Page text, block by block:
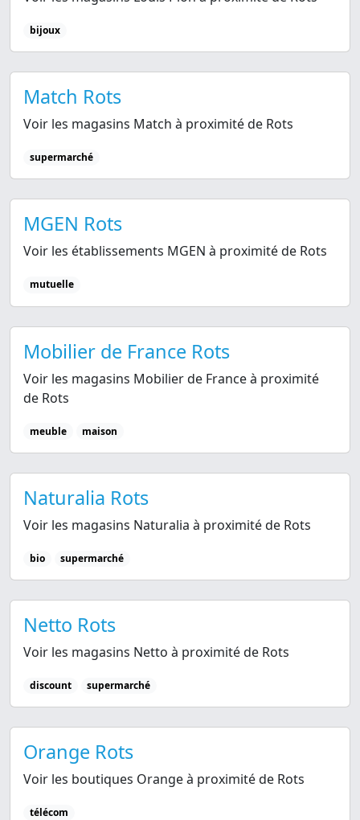
bijoux
Match Rots
Voir les magasins Match à proximité de Rots
supermarché
MGEN Rots
Voir les établissements MGEN à proximité de Rots
mutuelle
Mobilier de France Rots
Voir les magasins Mobilier de France à proximité
de Rots
meuble maison
Naturalia Rots
Voir les magasins Naturalia à proximité de Rots
bio supermarché
Netto Rots
Voir les magasins Netto à proximité de Rots
discount supermarché
Orange Rots
Voir les boutiques Orange à proximité de Rots
télécom